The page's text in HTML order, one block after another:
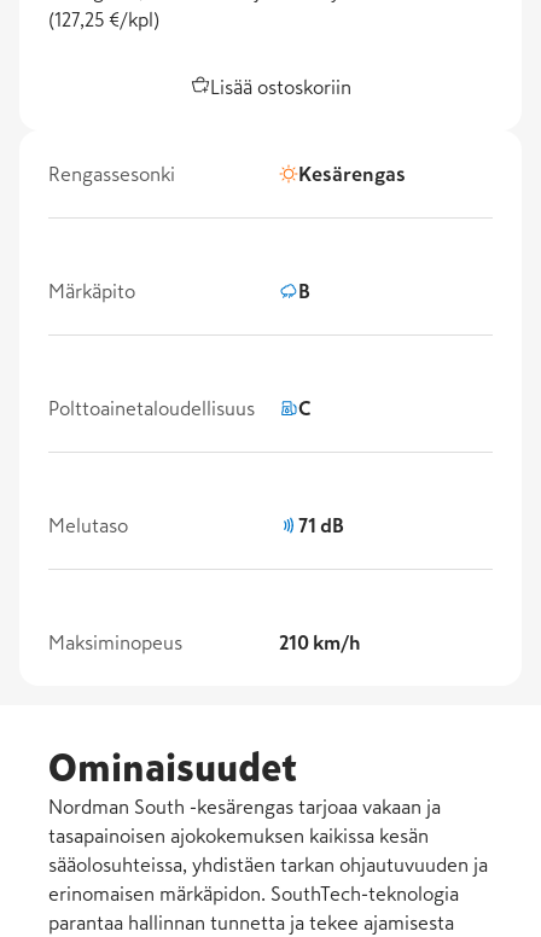
(127,25 €/kpl )
Lisää ostoskoriin
Rengassesonki Kesärengas
Märkäpito B
Polttoainetaloudellisuus C
Melutaso 71 dB
Maksiminopeus 210 km/h
Ominaisuudet
Nordman South -kesärengas tarjoaa vakaan ja
tasapainoisen ajokokemuksen kaikissa kesän
sääolosuhteissa, yhdistäen tarkan ohjautuvuuden ja
erinomaisen märkäpidon. SouthTech-teknologia
parantaa hallinnan tunnetta ja tekee ajamisesta